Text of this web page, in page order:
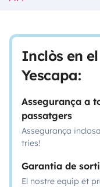
Inclòs en
Yescapa:
Assegurança a
passatgers
Assegurança
tries!
Garantia de
El nostre equip et